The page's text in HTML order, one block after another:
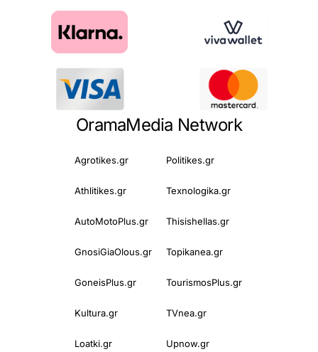
OramaMedia Network
Agrotikes.gr Politikes.gr
Athlitikes.gr Texnologika.gr
AutoMotoPlus.gr Thisishellas.gr
GnosiGiaOlous.gr Topikanea.gr
GoneisPlus.gr TourismosPlus.gr
Kultura.gr TVnea.gr
Loatki.gr Upnow.gr